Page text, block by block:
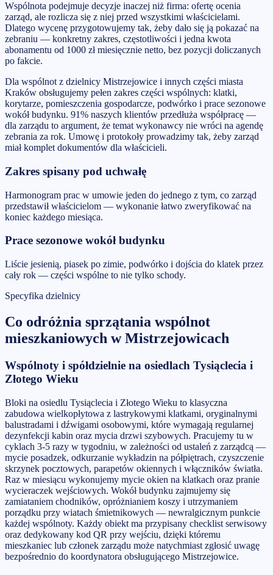
Wspólnota podejmuje decyzje inaczej niż firma: ofertę ocenia
zarząd, ale rozlicza się z niej przed wszystkimi właścicielami.
Dlatego wycenę przygotowujemy tak, żeby dało się ją pokazać na
zebraniu — konkretny zakres, częstotliwości i jedna kwota
abonamentu od 1000 zł miesięcznie netto, bez pozycji doliczanych
po fakcie.
Dla wspólnot z dzielnicy Mistrzejowice i innych części miasta
Kraków obsługujemy pełen zakres części wspólnych: klatki,
korytarze, pomieszczenia gospodarcze, podwórko i prace sezonowe
wokół budynku. 91% naszych klientów przedłuża współpracę —
dla zarządu to argument, że temat wykonawcy nie wróci na agendę
zebrania za rok. Umowę i protokoły prowadzimy tak, żeby zarząd
miał komplet dokumentów dla właścicieli.
Zakres spisany pod uchwałę
Harmonogram prac w umowie jeden do jednego z tym, co zarząd
przedstawił właścicielom — wykonanie łatwo zweryfikować na
koniec każdego miesiąca.
Prace sezonowe wokół budynku
Liście jesienią, piasek po zimie, podwórko i dojścia do klatek przez
cały rok — części wspólne to nie tylko schody.
Specyfika dzielnicy
Co odróżnia sprzątania wspólnot
mieszkaniowych wMistrzejowicach
Wspólnoty i spółdzielnie na osiedlach Tysiąclecia i
Złotego Wieku
Bloki na osiedlu Tysiąclecia i Złotego Wieku to klasyczna
zabudowa wielkopłytowa z lastrykowymi klatkami, oryginalnymi
balustradami i dźwigami osobowymi, które wymagają regularnej
dezynfekcji kabin oraz mycia drzwi szybowych. Pracujemy tu w
cyklach 3-5 razy w tygodniu, w zależności od ustaleń z zarządcą —
mycie posadzek, odkurzanie wykładzin na półpiętrach, czyszczenie
skrzynek pocztowych, parapetów okiennych i włączników światła.
Raz w miesiącu wykonujemy mycie okien na klatkach oraz pranie
wycieraczek wejściowych. Wokół budynku zajmujemy się
zamiataniem chodników, opróżnianiem koszy i utrzymaniem
porządku przy wiatach śmietnikowych — newralgicznym punkcie
każdej wspólnoty. Każdy obiekt ma przypisany checklist serwisowy
oraz dedykowany kod QR przy wejściu, dzięki któremu
mieszkaniec lub członek zarządu może natychmiast zgłosić uwagę
bezpośrednio do koordynatora obsługującego Mistrzejowice.